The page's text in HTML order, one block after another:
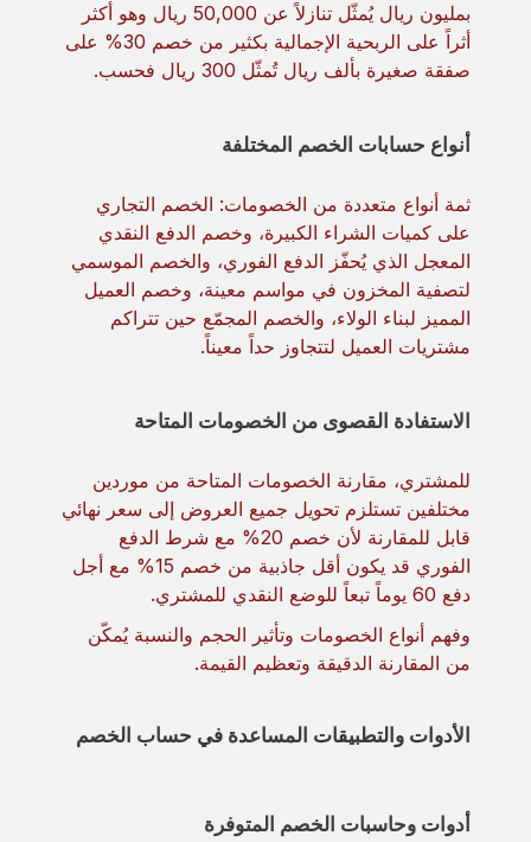
بمليون ريال يُمثّل تنازلاً عن 50,000 ريال وهو أكثر
أثراً على الربحية الإجمالية بكثير من خصم 30% على
صفقة صغيرة بألف ريال تُمثّل 300 ريال فحسب.
أنواع حسابات الخصم المختلفة
ثمة أنواع متعددة من الخصومات: الخصم التجاري
على كميات الشراء الكبيرة، وخصم الدفع النقدي
المعجل الذي يُحفّز الدفع الفوري، والخصم الموسمي
لتصفية المخزون في مواسم معينة، وخصم العميل
المميز لبناء الولاء، والخصم المجمّع حين تتراكم
مشتريات العميل لتتجاوز حداً معيناً.
الاستفادة القصوى من الخصومات المتاحة
للمشتري، مقارنة الخصومات المتاحة من موردين
مختلفين تستلزم تحويل جميع العروض إلى سعر نهائي
قابل للمقارنة لأن خصم 20% مع شرط الدفع
الفوري قد يكون أقل جاذبية من خصم 15% مع أجل
دفع 60 يوماً تبعاً للوضع النقدي للمشتري.
وفهم أنواع الخصومات وتأثير الحجم والنسبة يُمكّن
من المقارنة الدقيقة وتعظيم القيمة.
الأدوات والتطبيقات المساعدة في حساب الخصم
أدوات وحاسبات الخصم المتوفرة